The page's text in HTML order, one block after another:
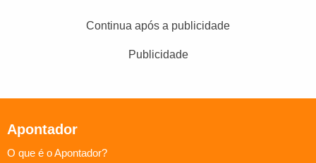
Continua após a publicidade
Publicidade
Apontador
O que é o Apontador?